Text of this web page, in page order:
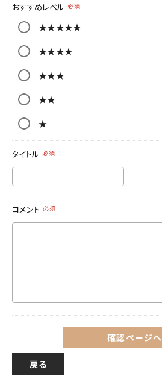
おすすめレベル 必須
★★★★★
★★★★
★★★
★★
★
タイトル 必須
コメント 必須
確認ページへ
戻る